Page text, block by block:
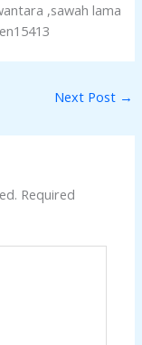
,sawah lama
Next Post →
Required